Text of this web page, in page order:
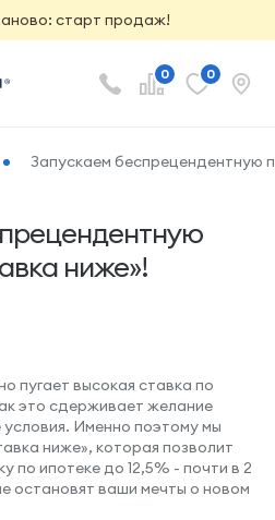
старт продаж!
0 0
Запускаем беспрецендентную
ниже»!
пугает высокая ставка по
это сдерживает желание
Именно поэтому мы
ниже», которая позволит
по ипотеке до 12,5% - почти в 2
остановят ваши мечты о новом